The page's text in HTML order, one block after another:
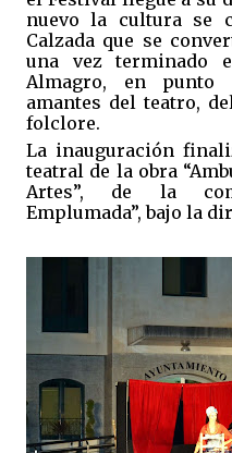
nuevo la cultura se
Calzada que se
una vez terminado
Almagro, en punto
amantes del teatro,
folclore.
La inauguración
teatral de la obra
Artes”, de la
Emplumada”, bajo la